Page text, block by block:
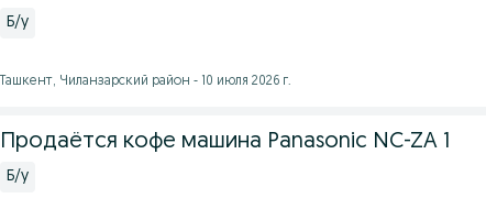
Б/у
Ташкент, Чиланзарский район - 10 июля 2026 г.
Продаётся кофе машина Panasonic NC-ZA 1
Б/у